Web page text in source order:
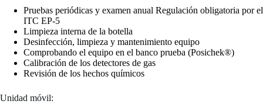
Pruebas periódicas y examen anual Regulación obligatoria por el
ITC EP-5
Limpieza interna de la botella
Desinfección, limpieza y mantenimiento equipo
Comprobando el equipo en el banco prueba (Posichek®)
Calibración de los detectores de gas
Revisión de los hechos químicos
Unidad móvil: